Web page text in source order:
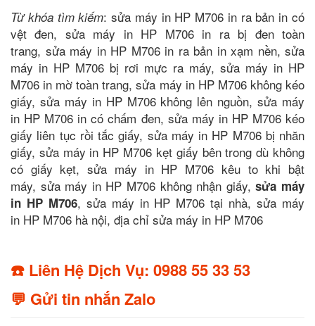
Từ khóa tìm kiếm: sửa máy in HP M706 in ra bản in có
vệt đen, sửa máy in HP M706 in ra bị đen toàn
trang, sửa máy in HP M706 in ra bản in xạm nền, sửa
máy in HP M706 bị rơi mực ra máy, sửa máy in HP
M706 in mờ toàn trang, sửa máy in HP M706 không kéo
giấy, sửa máy in HP M706 không lên nguồn, sửa máy
in HP M706 in có chấm đen, sửa máy in HP M706 kéo
giấy liên tục rồi tắc giấy, sửa máy in HP M706 bị nhăn
giấy, sửa máy in HP M706 kẹt giấy bên trong dù không
có giấy kẹt, sửa máy in HP M706 kêu to khi bật
máy, sửa máy in HP M706 không nhận giấy,sửa máy
in HP M706, sửa máy in HP M706 tại nhà, sửa máy
in HP M706 hà nội, địa chỉ sửa máy in HP M706
☎️ Liên Hệ Dịch Vụ: 0988 55 33 53
💬 Gửi tin nhắn Zalo